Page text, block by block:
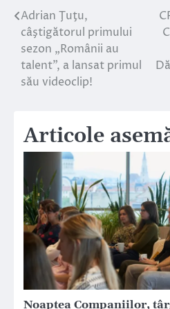
Navigare
în
articole
Adrian Ţuţu,
câştigătorul primului
sezon „Românii au
talent”, a lansat primul
său videoclip!
Articole
Noaptea Companiilor,